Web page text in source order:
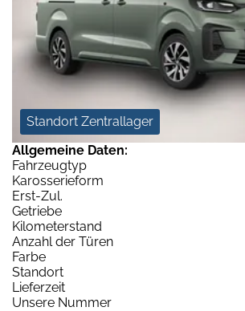
Standort Zentrallager
Allgemeine Daten:
Fahrzeugtyp
Karosserieform
Erst-Zul.
Getriebe
Kilometerstand
Anzahl der Türen
Farbe
Standort
Lieferzeit
Unsere Nummer